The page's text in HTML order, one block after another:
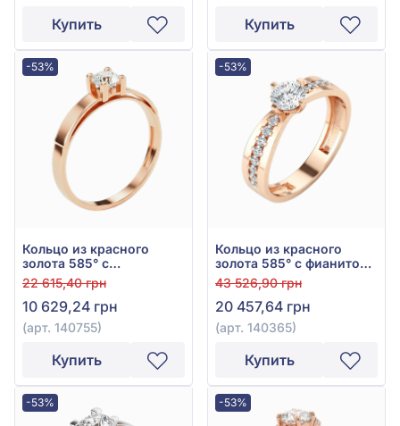
Купить Купить
-53%
Кольцо из красного
золота 585° с
куб.окс.циркония, арт.
140755
22 615,40 грн
10 629,24 грн
(арт. 140755)
Купить
-53%
Кольцо из красного
золота 585° с фианитом,
арт. 140365
43 526,90 грн
20 457,64 грн
(арт. 140365)
Купить
-53% -53%